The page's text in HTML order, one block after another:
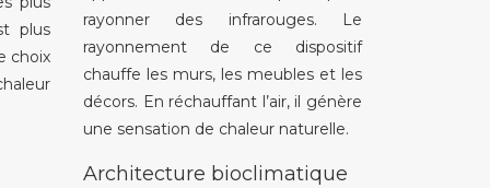
plus
choix
rayonner des infrarouges. Le
rayonnement de ce dispositif
chauffe les murs, les meubles et les
décors. En réchauffant l’air, il génère
une sensation de chaleur naturelle.
Architecture bioclimatique